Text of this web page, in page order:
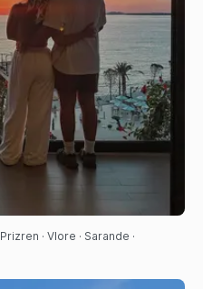
mais · Vlore · Sarande ·